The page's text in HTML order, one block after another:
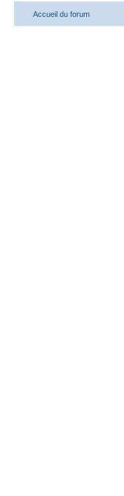
Accueil du forum